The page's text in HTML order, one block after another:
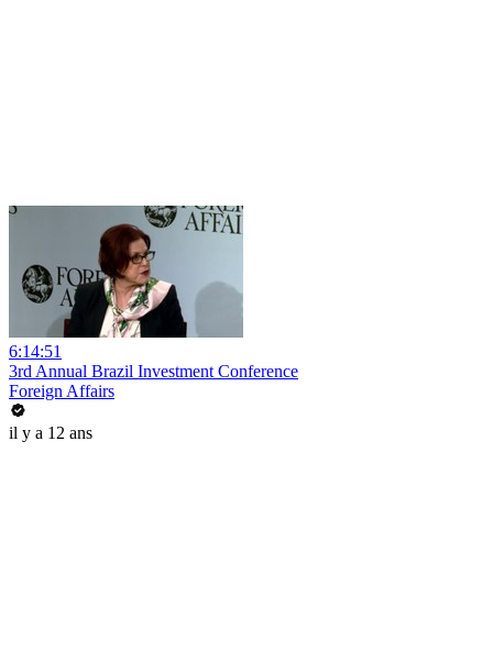
6:14:51
3rd Annual Brazil Investment Conference
Foreign Affairs
il y a 12 ans